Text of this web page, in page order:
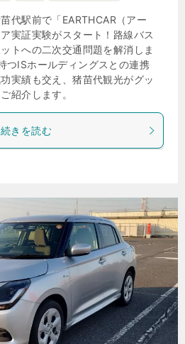
代駅前で「EARTHCAR（アー
実証実験がスタート！路線バス
トへの二次交通問題を解消しま
つISホールディングスとの連携
実績も交え、猪苗代観光がグッ
紹介します。
続きを読む